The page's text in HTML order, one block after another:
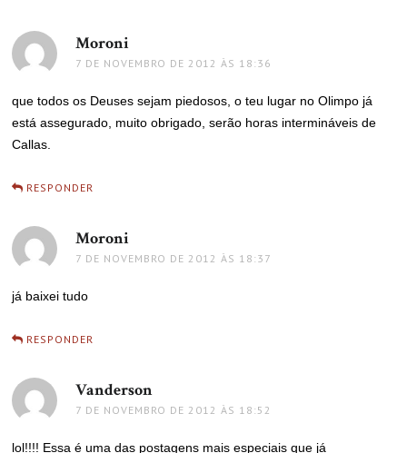
Moroni
7 DE NOVEMBRO DE 2012 ÀS 18:36
que todos os Deuses sejam piedosos, o teu lugar no Olimpo já
está assegurado, muito obrigado, serão horas intermináveis de
Callas.
RESPONDER
Moroni
7 DE NOVEMBRO DE 2012 ÀS 18:37
já baixei tudo
RESPONDER
Vanderson
7 DE NOVEMBRO DE 2012 ÀS 18:52
lol!!!! Essa é uma das postagens mais especiais que já